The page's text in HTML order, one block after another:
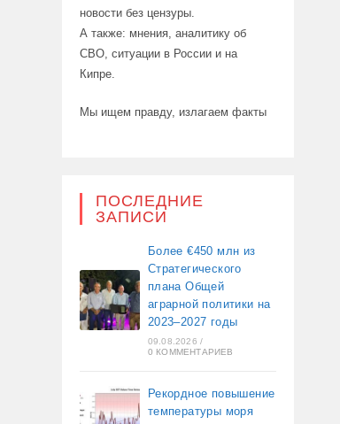
новости без цензуры.
А также: мнения, аналитику об
СВО, ситуации в России и на
Кипре.
Мы ищем правду, излагаем факты
ПОСЛЕДНИЕ
ЗАПИСИ
Более €450 млн из
Стратегического
плана Общей
аграрной политики на
2023–2027 годы
09.08.2026 /
0 КОММЕНТАРИЕВ
Рекордное повышение
температуры моря